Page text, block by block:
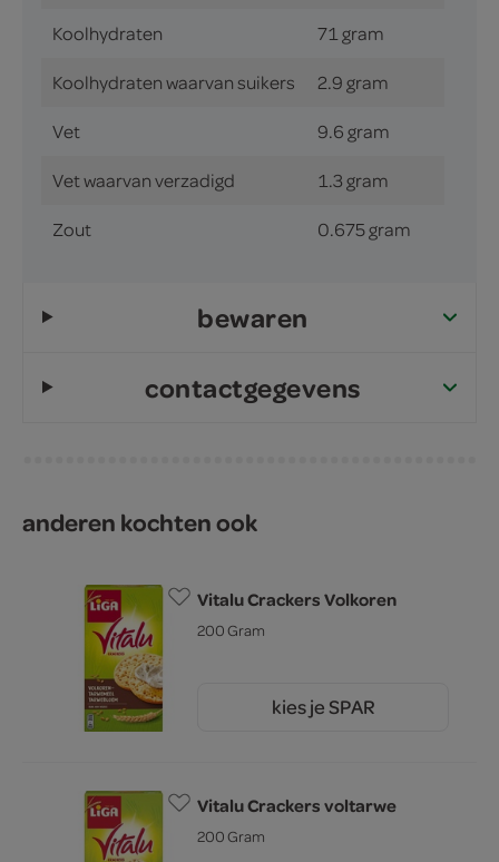
Koolhydraten 71 gram
Koolhydraten waarvan suikers 2.9 gram
Vet 9.6 gram
Vet waarvan verzadigd 1.3 gram
Zout 0.675 gram
bewaren
contactgegevens
anderen kochten ook
Vitalu Crackers Volkoren
200 Gram
kies je SPAR
Vitalu Crackers voltarwe
200 Gram